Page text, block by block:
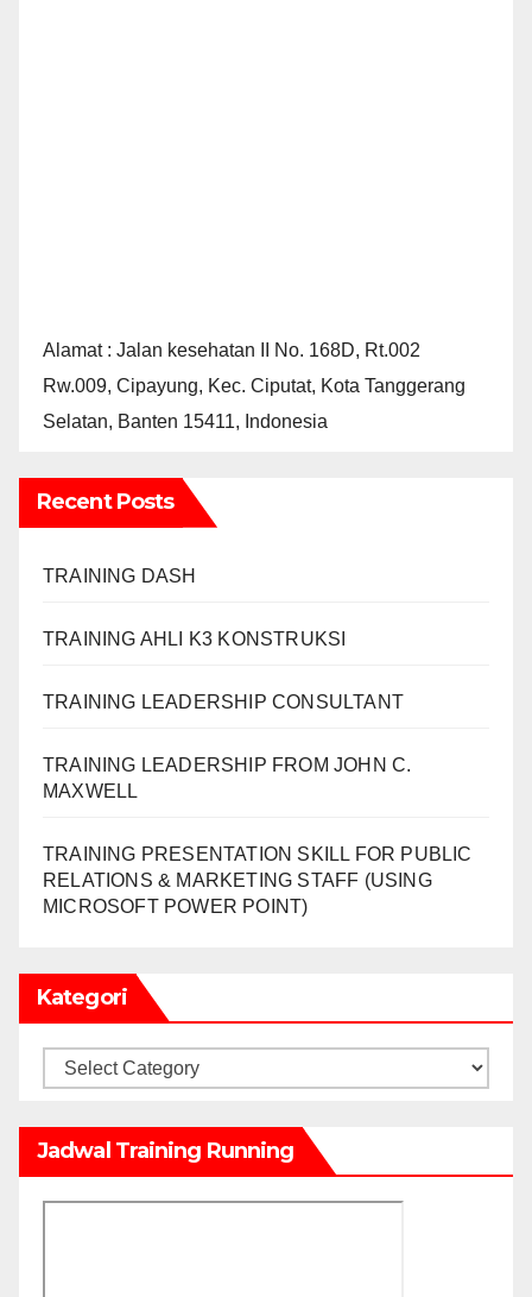
Alamat : Jalan kesehatan II No. 168D, Rt.002
Rw.009, Cipayung, Kec. Ciputat, Kota Tanggerang
Selatan, Banten 15411, Indonesia
Recent Posts
TRAINING DASH
TRAINING AHLI K3 KONSTRUKSI
TRAINING LEADERSHIP CONSULTANT
TRAINING LEADERSHIP FROM JOHN C.
MAXWELL
TRAINING PRESENTATION SKILL FOR PUBLIC
RELATIONS & MARKETING STAFF (USING
MICROSOFT POWER POINT)
Kategori
Kategori
Jadwal Training Running